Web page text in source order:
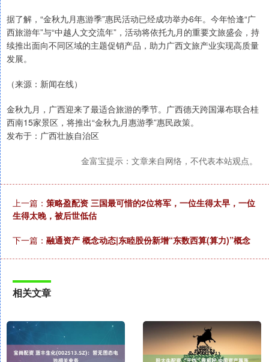
据了解，“金秋九月惠游季”惠民活动已经成功举办6年。今年恰逢“广
西旅游年”与“中越人文交流年”，活动将依托九月的重要文旅盛会，持
续推出面向不同区域的主题促销产品，助力广西文旅产业实现高质量
发展。
（来源：新闻在线）
金秋九月，广西迎来了最适合旅游的季节。广西德天跨国瀑布联合桂
西南15家景区，将推出“金秋九月惠游季”惠民政策。
发布于：广西壮族自治区
金富宝提示：文章来自网络，不代表本站观点。
上一篇： 策略盈配资 三国最可惜的2位将军，一位生得太早，一位
生得太晚，被后世低估
下一篇： 融通资产 概念动态|东睦股份新增“东数西算(算力)”概念
相关文章